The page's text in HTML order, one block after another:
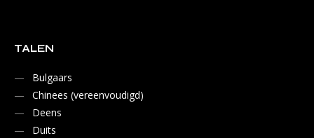
TALEN
Bulgaars
Chinees (vereenvoudigd)
Deens
Duits